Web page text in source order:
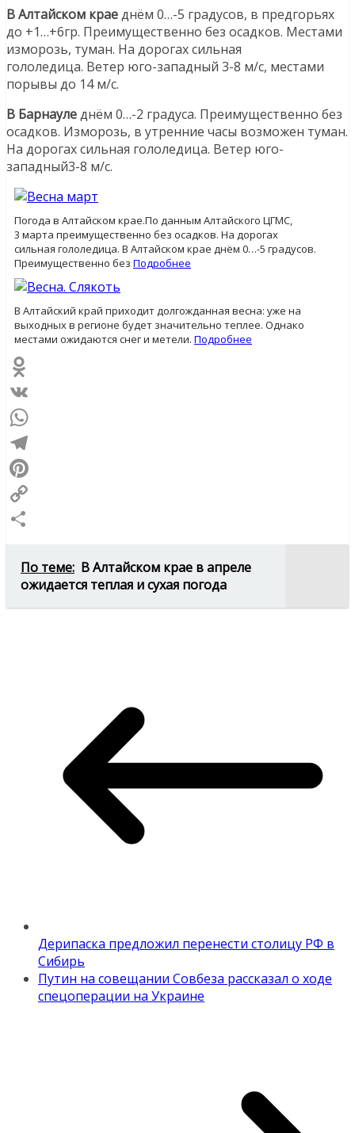
В Алтайском краеднём 0…-5 градусов, в предгорьях
до +1…+6гр. Преимущественно без осадков. Местами
изморозь, туман. На дорогах сильная
гололедица. Ветер юго-западный 3-8 м/с, местами
порывы до 14 м/с.
В Барнауледнём 0…-2 градуса. Преимущественно без
осадков. Изморозь, в утренние часы возможен туман.
На дорогах сильная гололедица. Ветер юго-
западный3-8 м/с.
Погода в Алтайском крае.По данным Алтайского ЦГМС,
3 марта преимущественно без осадков. На дорогах
сильная гололедица. В Алтайском крае днём 0…-5 градусов.
Преимущественно без Подробнее
В Алтайский край приходит долгожданная весна: уже на
выходных в регионе будет значительно теплее. Однако
местами ожидаются снег и метели. Подробнее
Odnoklassniki
VK
WhatsApp
Telegram
Pinterest
Copy
По теме: В Алтайском крае в апреле
ожидается теплая и сухая погода
Дерипаска предложил перенести столицу РФ в
Сибирь
Путин на совещании Совбеза рассказал о ходе
спецоперации на Украине